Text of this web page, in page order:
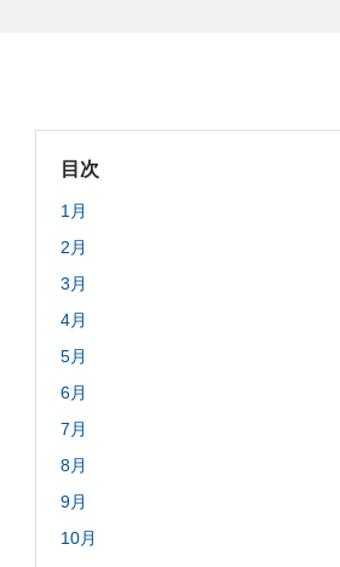
o
M
m
b
e
S
o
目次
1月
2月
3月
4月
5月
6月
7月
8月
9月
10月